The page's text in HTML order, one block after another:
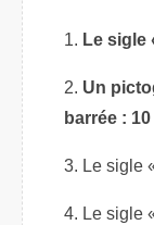
Le sigle
Un
barrée :
Le sigle
Le sigle